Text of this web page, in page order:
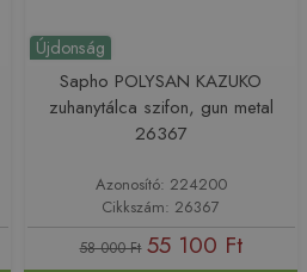
Újdonság
Sapho POLYSAN KAZUKO
zuhanytálca szifon, gun metal
26367
Azonosító: 224200
Cikkszám: 26367
58 000 Ft 55 100 Ft